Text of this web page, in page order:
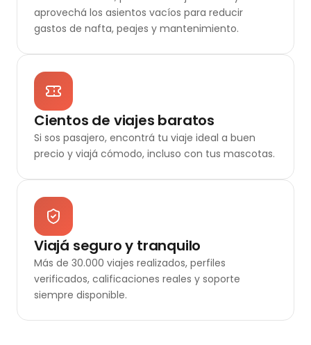
aprovechá los asientos vacíos para reducir
gastos de nafta, peajes y mantenimiento.
Cientos de viajes baratos
Si sos pasajero, encontrá tu viaje ideal a buen
precio y viajá cómodo, incluso con tus mascotas.
Viajá seguro y tranquilo
Más de 30.000 viajes realizados, perfiles
verificados, calificaciones reales y soporte
siempre disponible.